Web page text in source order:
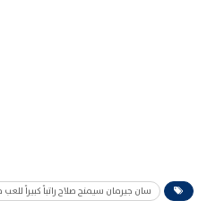
سان جيرمان سيمنح صلاح راتباً كبيراً